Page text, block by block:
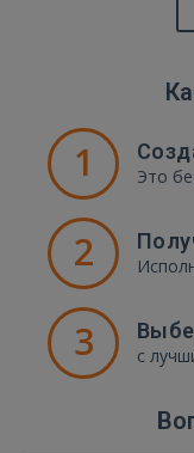
1 Это
2
3 с